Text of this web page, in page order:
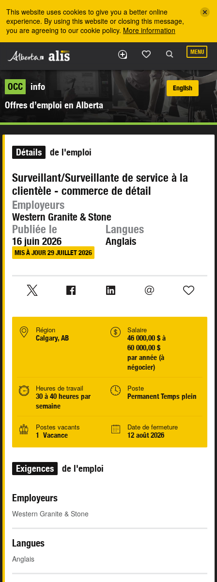
This website uses cookies to give you a better online
experience. By using this website or closing this message,
you are agreeing to our cookie policy. More information
MENU
OCC
info
Offres d’emploi en Alberta
English
Détails de l'emploi
Surveillant/Surveillante de service à la
clientèle - commerce de détail
Employeurs
Western Granite & Stone
Publiée le
16 juin 2026
MIS À JOUR 29 JUILLET 2026
Langues
Anglais
Région
Calgary, AB
Salaire
46 000,00 $ à
60 000,00 $
par année (à
négocier)
Heures de travail
30 à 40 heures par
semaine
Poste
Permanent Temps plein
Postes vacants
1 Vacance
Date de fermeture
12 août 2026
Exigences de l'emploi
Employeurs
Western Granite & Stone
Langues
Anglais